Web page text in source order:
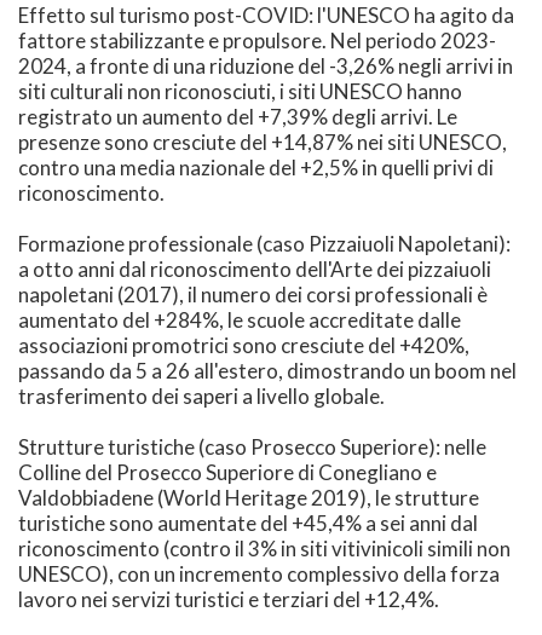
Effetto sul turismo post-COVID: l'UNESCO ha agito da
fattore stabilizzante e propulsore. Nel periodo 2023-
2024, a fronte di una riduzione del -3,26% negli arrivi in
siti culturali non riconosciuti, i siti UNESCO hanno
registrato un aumento del +7,39% degli arrivi. Le
presenze sono cresciute del +14,87% nei siti UNESCO,
contro una media nazionale del +2,5% in quelli privi di
riconoscimento.
Formazione professionale (caso Pizzaiuoli Napoletani):
a otto anni dal riconoscimento dell'Arte dei pizzaiuoli
napoletani (2017), il numero dei corsi professionali è
aumentato del +284%, le scuole accreditate dalle
associazioni promotrici sono cresciute del +420%,
passando da 5 a 26 all'estero, dimostrando un boom nel
trasferimento dei saperi a livello globale.
Strutture turistiche (caso Prosecco Superiore): nelle
Colline del Prosecco Superiore di Conegliano e
Valdobbiadene (World Heritage 2019), le strutture
turistiche sono aumentate del +45,4% a sei anni dal
riconoscimento (contro il 3% in siti vitivinicoli simili non
UNESCO), con un incremento complessivo della forza
lavoro nei servizi turistici e terziari del +12,4%.